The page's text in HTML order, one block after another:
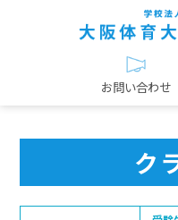
お問い合わせ
ク